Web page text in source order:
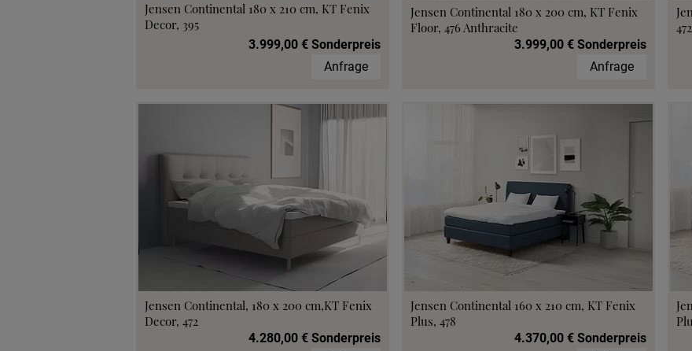
Jensen Continental 180 x 210 cm, KT Fenix
Decor, 395
3.999,00 € Sonderpreis
Anfrage
Jensen Continental 180 x 200 cm, KT Fenix
Floor, 476 Anthracite
3.999,00 € Sonderpreis
Anfrage
472
Jensen Continental, 180 x 200 cm,KT Fenix
Decor, 472
4.280,00 € Sonderpreis
Jensen Continental 160 x 210 cm, KT Fenix
Plus, 478
4.370,00 € Sonderpreis